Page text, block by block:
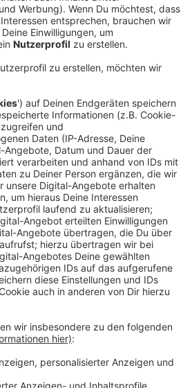
26.04.2023 06:44
fuhren dem jungen Mann auf.
in Quettingen endete die
Sackgasse. Beim Versuch,
verletzte er eine
Der Fahrer und seine drei
zur Wache nach Opladen. Wie
hat der 18-Jährige keinen
aus Leverkusen
Explodierende Kosten